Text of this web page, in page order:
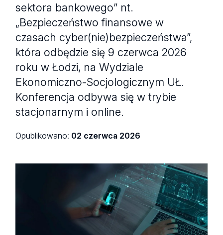
sektora bankowego” nt.
„Bezpieczeństwo finansowe w
czasach cyber(nie)bezpieczeństwa”,
która odbędzie się 9 czerwca 2026
roku w Łodzi, na Wydziale
Ekonomiczno-Socjologicznym UŁ.
Konferencja odbywa się w trybie
stacjonarnym i online.
Opublikowano: 02 czerwca 2026